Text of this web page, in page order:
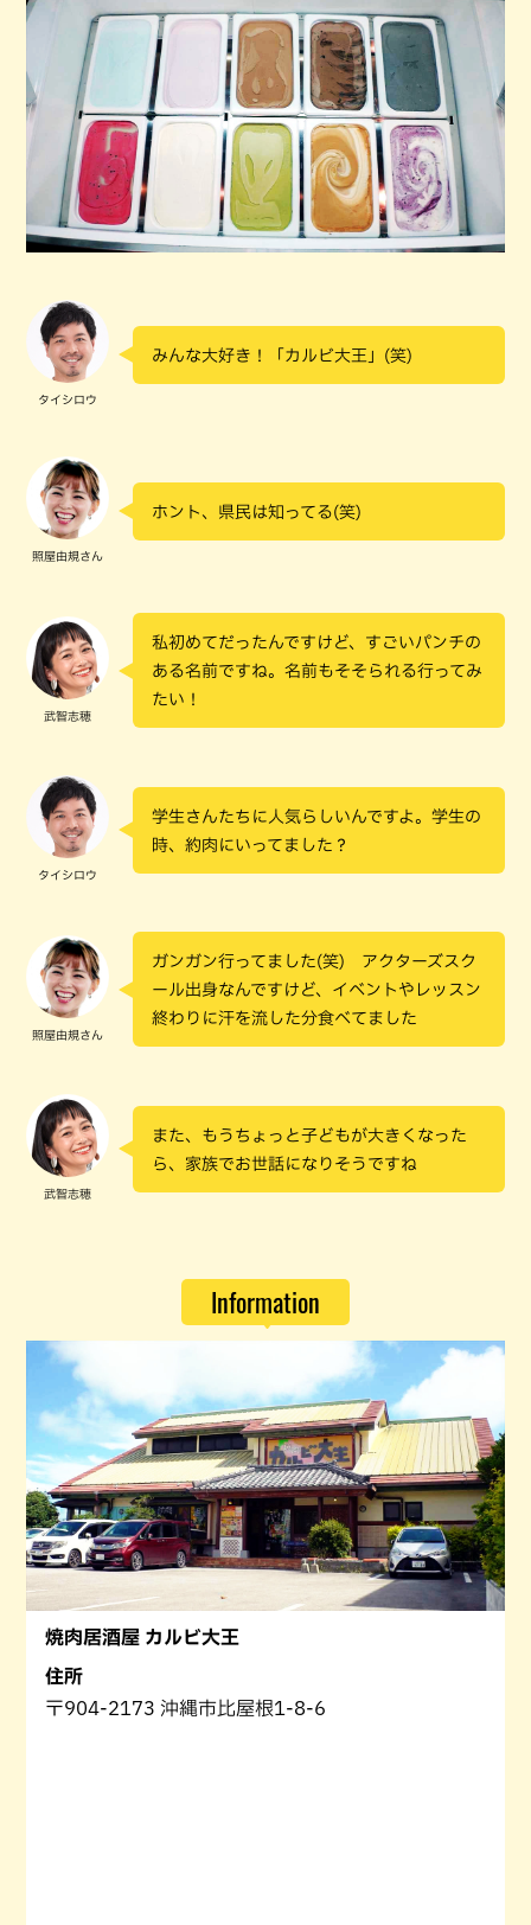
タイシロウ
みんな大好き！「カルビ大王」(笑)
照屋由規さん
ホント、県民は知ってる(笑)
武智志穂
私初めてだったんですけど、すごいパンチの
ある名前ですね。名前もそそられる行ってみ
たい！
タイシロウ
学生さんたちに人気らしいんですよ。学生の
時、約肉にいってました？
照屋由規さん
ガンガン行ってました(笑) アクターズスク
ール出身なんですけど、イベントやレッスン
終わりに汗を流した分食べてました
武智志穂
また、もうちょっと子どもが大きくなった
ら、家族でお世話になりそうですね
Information
焼肉居酒屋 カルビ大王
住所
〒904-2173 沖縄市比屋根1-8-6